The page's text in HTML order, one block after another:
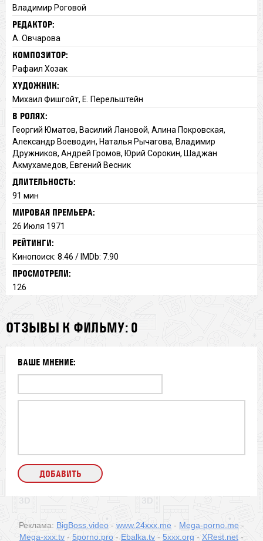
Владимир Роговой
РЕДАКТОР:
А. Овчарова
КОМПОЗИТОР:
Рафаил Хозак
ХУДОЖНИК:
Михаил Фишгойт, Е. Перельштейн
В РОЛЯХ:
Георгий Юматов, Василий Лановой, Алина Покровская,
Александр Воеводин, Наталья Рычагова, Владимир
Дружников, Андрей Громов, Юрий Сорокин, Шаджан
Акмухамедов, Евгений Весник
ДЛИТЕЛЬНОСТЬ:
91 мин
МИРОВАЯ ПРЕМЬЕРА:
26 Июля 1971
РЕЙТИНГИ:
Кинопоиск: 8.46 / IMDb: 7.90
ПРОСМОТРЕЛИ:
126
ОТЗЫВЫ К ФИЛЬМУ: 0
ВАШЕ МНЕНИЕ:
Реклама: BigBoss.video - www.24xxx.me - Mega-porno.me -
Mega-xxx.tv - 5porno.pro - Ebalka.tv - 5xxx.org - XRest.net -